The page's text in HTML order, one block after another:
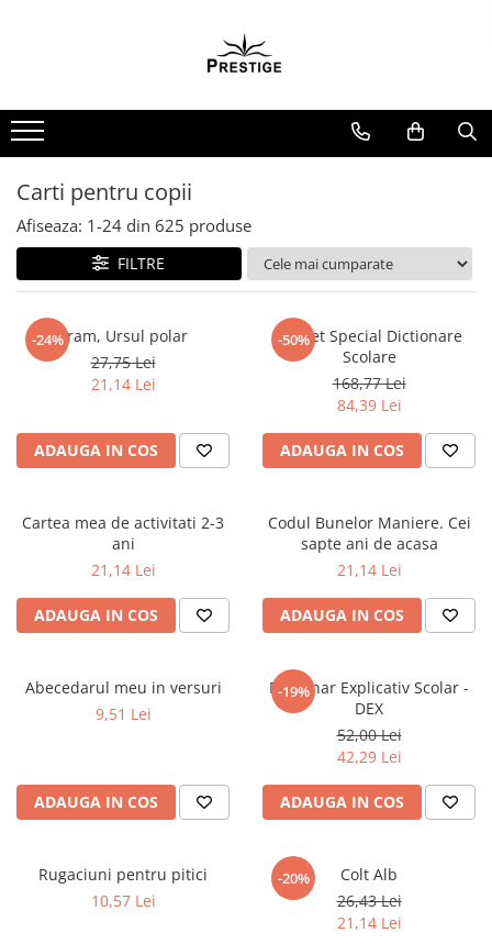
Noutati
Promotii
Spiritualitate - Ezoterism
AngelConnection
Arte Divinatorii
Chiromantie
Dezvoltare Spirituala
Minte Corp
New Illuminati Files
Parapsihologie
Ramtha
SelfConnect
Vindecare Spirituala
Carti pentru copii
Afiseaza: 1-24 din 625 produse
FILTRE
-24%Fram, Ursul polar
27,75 Lei
21,14 Lei
ADAUGA IN COS
-50%
Pachet Special Dictionare
Scolare
168,77 Lei
84,39 Lei
ADAUGA IN COS
Cartea mea de activitati 2-3
ani
21,14 Lei
ADAUGA IN COS
Codul Bunelor Maniere. Cei
sapte ani de acasa
21,14 Lei
ADAUGA IN COS
Abecedarul meu in versuri
9,51 Lei
ADAUGA IN COS
-19%
Dictionar Explicativ Scolar -
DEX
52,00 Lei
42,29 Lei
ADAUGA IN COS
Rugaciuni pentru pitici
10,57 Lei
-20%
Colt Alb
26,43 Lei
21,14 Lei